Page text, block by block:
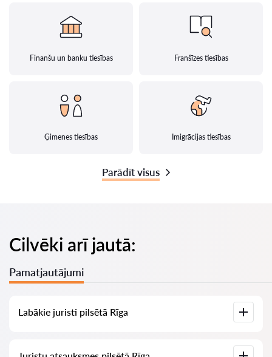
Finanšu un banku tiesības Franšīzes tiesības
Ģimenes tiesības Imigrācijas tiesības
Parādīt visus
Cilvēki arī jautā:
Pamatjautājumi
Labākie juristi pilsētā Rīga
pilnīgu informāciju: cenas, atsauksmes, tālruņa numurs un